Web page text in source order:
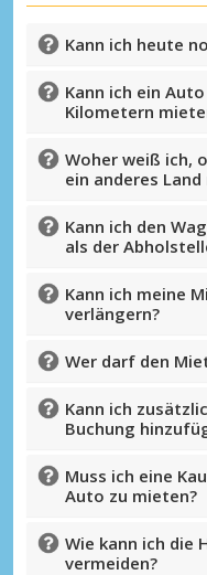
Kann ich heute
Kann ich ein
Kilometern
Woher weiß ich,
ein anderes
Kann ich den
als der
Kann ich meine
verlängern?
Wer darf den
Kann ich
Buchung
Muss ich eine
Auto zu mieten?
Wie kann ich die
vermeiden?